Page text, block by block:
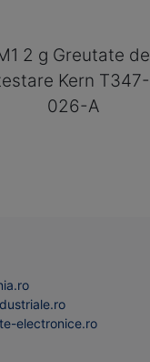
2 g Greutate de
Kern T347-
026-A
electronice.ro